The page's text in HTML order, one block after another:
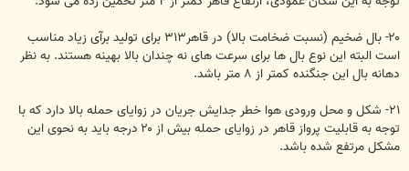
۲۰- بال ضخیم (نسبت ضخامت بالا) در قاهر۳۱۳ برای تولید برآی زیاد مناسب
است البته این نوع بال ها برای سرعت های نه چندان بالا بهینه هستند. به نظر
دهانه بال این جنگنده کمتر از ۸ متر باشد.
۲۱- شکل و محل ورودی هوا خطر جدایش جریان در زوایای حمله بالا دارد که با
توجه به قابلیت پرواز قاهر در زوایای حمله بیش از ۲۰ درجه باید به نحوی این
مشکل مرتفع شده باشد.